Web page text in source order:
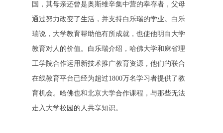
国，其母亲还曾是奥斯维辛集中营的幸存者，父母
通过努力改变了生活，并支持白乐瑞的学业。白乐
瑞说，大学教育帮助他有所成就，也使他明白大学
教育对人的价值。白乐瑞介绍，哈佛大学和麻省理
工学院合作运用新技术推广教育资源，他们的联合
在线教育平台已经为超过1800万名学习者提供了教
育机会。哈佛也和北京大学合作课程，与那些无法
走入大学校园的人共享知识。